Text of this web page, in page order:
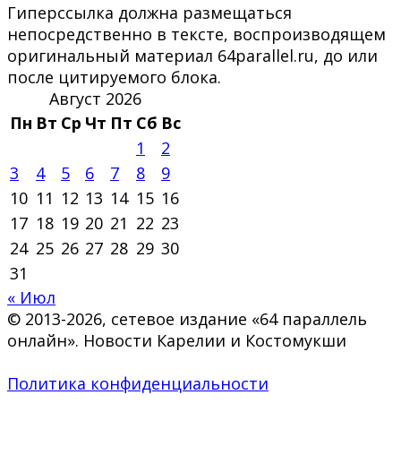
Гиперссылка должна размещаться
непосредственно в тексте, воспроизводящем
оригинальный материал 64parallel.ru, до или
после цитируемого блока.
Август 2026
Пн Вт Ср Чт Пт Сб Вс
1
2
3
4 5 6 7 8
9
10 11 12 13 14 15 16
17 18 19 20 21 22 23
24 25 26 27 28 29 30
31
« Июл
© 2013-2026, сетевое издание «64 параллель
онлайн». Новости Карелии и Костомукши
Политика конфиденциальности